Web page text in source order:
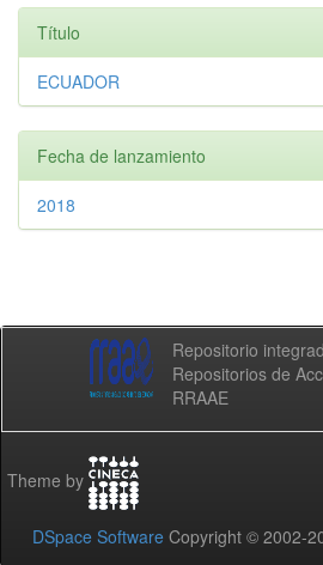
Título
ECUADOR
Fecha de lanzamiento
2018
Repositorio
Repositorios de
RRAAE
Theme by
DSpace Software Copyright © 2002-